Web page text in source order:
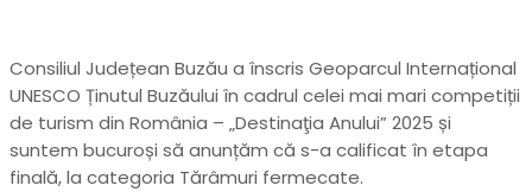
Consiliul Județean Buzău a înscris Geoparcul Internațional
UNESCO Ținutul Buzăului în cadrul celei mai mari competiții
de turism din România – „Destinaţia Anului” 2025 și
suntem bucuroși să anunțăm că s-a calificat în etapa
finală, la categoria Tărâmuri fermecate.